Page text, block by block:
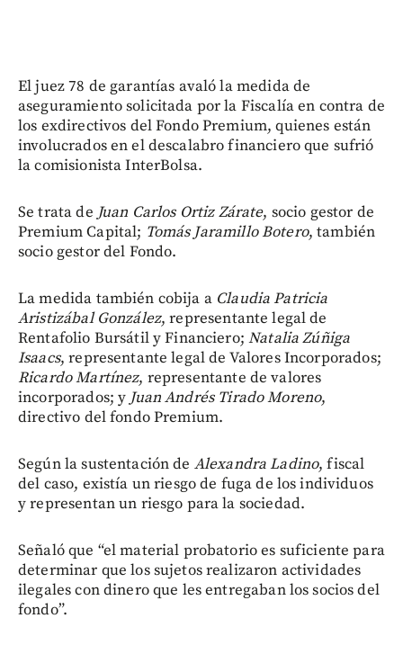
El juez 78 de garantías avaló la medida de
aseguramiento solicitada por la Fiscalía en contra de
los exdirectivos del Fondo Premium, quienes están
involucrados en el descalabro financiero que sufrió
la comisionista InterBolsa.
Se trata de Juan Carlos Ortiz Zárate, socio gestor de
Premium Capital; Tomás Jaramillo Botero, también
socio gestor del Fondo.
La medida también cobija a Claudia Patricia
Aristizábal González, representante legal de
Rentafolio Bursátil y Financiero;Natalia Zúñiga
Isaacs, representante legal de Valores Incorporados;
Ricardo Martínez, representante de valores
incorporados; y Juan Andrés Tirado Moreno,
directivo del fondo Premium.
Según la sustentación de Alexandra Ladino, fiscal
del caso, existía un riesgo de fuga de los individuos
y representan un riesgo para la sociedad.
Señaló que “el material probatorio es suficiente para
determinar que los sujetos realizaron actividades
ilegales con dinero que les entregaban los socios del
fondo”.